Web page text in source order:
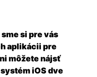
si pre vás
aplikácii pre
môžete nájsť
iOS dve